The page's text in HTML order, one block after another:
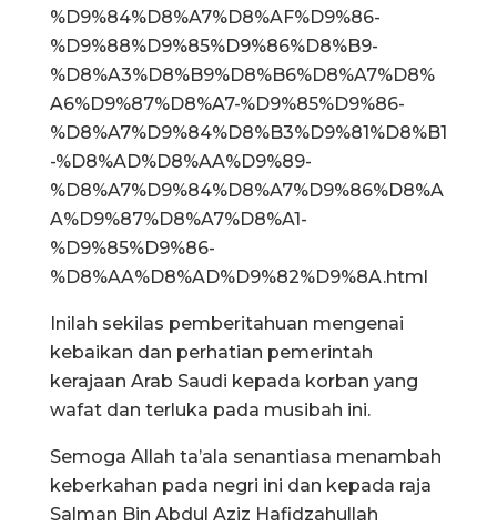
%D9%84%D8%A7%D8%AF%D9%86-
%D9%88%D9%85%D9%86%D8%B9-
%D8%A3%D8%B9%D8%B6%D8%A7%D8%
A6%D9%87%D8%A7-%D9%85%D9%86-
%D8%A7%D9%84%D8%B3%D9%81%D8%B1
-%D8%AD%D8%AA%D9%89-
%D8%A7%D9%84%D8%A7%D9%86%D8%A
A%D9%87%D8%A7%D8%A1-
%D9%85%D9%86-
%D8%AA%D8%AD%D9%82%D9%8A.html
Inilah sekilas pemberitahuan mengenai
kebaikan dan perhatian pemerintah
kerajaan Arab Saudi kepada korban yang
wafat dan terluka pada musibah ini.
Semoga Allah ta’ala senantiasa menambah
keberkahan pada negri ini dan kepada raja
Salman Bin Abdul Aziz Hafidzahullah